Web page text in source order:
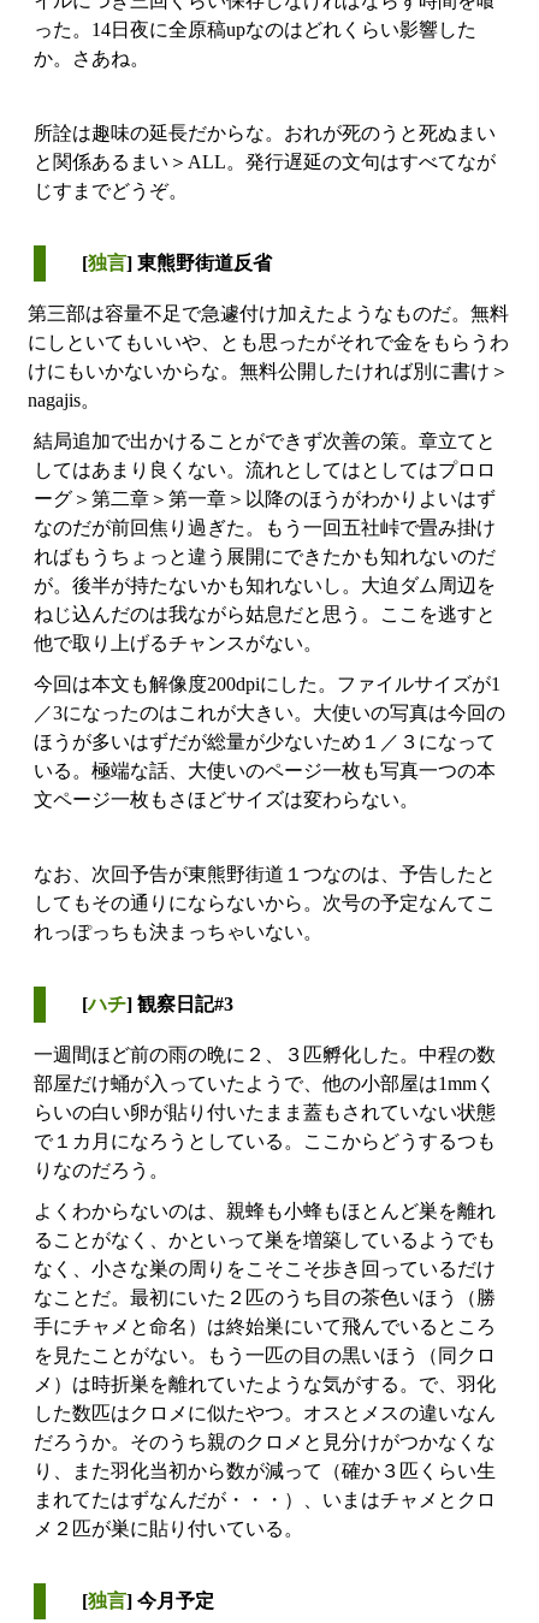
った。14日夜に全原稿upなのはどれくらい影響した
か。さあね。
所詮は趣味の延長だからな。おれが死のうと死ぬまい
と関係あるまい＞ALL。発行遅延の文句はすべてなが
じすまでどうぞ。
[独言] 東熊野街道反省
第三部は容量不足で急遽付け加えたようなものだ。無料
にしといてもいいや、とも思ったがそれで金をもらうわ
けにもいかないからな。無料公開したければ別に書け＞
nagajis。
結局追加で出かけることができず次善の策。章立てと
してはあまり良くない。流れとしてはとしてはプロロ
ーグ＞第二章＞第一章＞以降のほうがわかりよいはず
なのだが前回焦り過ぎた。もう一回五社峠で畳み掛け
ればもうちょっと違う展開にできたかも知れないのだ
が。後半が持たないかも知れないし。大迫ダム周辺を
ねじ込んだのは我ながら姑息だと思う。ここを逃すと
他で取り上げるチャンスがない。
今回は本文も解像度200dpiにした。ファイルサイズが1
／3になったのはこれが大きい。大使いの写真は今回の
ほうが多いはずだが総量が少ないため１／３になって
いる。極端な話、大使いのページ一枚も写真一つの本
文ページ一枚もさほどサイズは変わらない。
なお、次回予告が東熊野街道１つなのは、予告したと
してもその通りにならないから。次号の予定なんてこ
れっぽっちも決まっちゃいない。
[ハチ] 観察日記#3
一週間ほど前の雨の晩に２、３匹孵化した。中程の数
部屋だけ蛹が入っていたようで、他の小部屋は1mmく
らいの白い卵が貼り付いたまま蓋もされていない状態
で１カ月になろうとしている。ここからどうするつも
りなのだろう。
よくわからないのは、親蜂も小蜂もほとんど巣を離れ
ることがなく、かといって巣を増築しているようでも
なく、小さな巣の周りをこそこそ歩き回っているだけ
なことだ。最初にいた２匹のうち目の茶色いほう（勝
手にチャメと命名）は終始巣にいて飛んでいるところ
を見たことがない。もう一匹の目の黒いほう（同クロ
メ）は時折巣を離れていたような気がする。で、羽化
した数匹はクロメに似たやつ。オスとメスの違いなん
だろうか。そのうち親のクロメと見分けがつかなくな
り、また羽化当初から数が減って（確か３匹くらい生
まれてたはずなんだが・・・）、いまはチャメとクロ
メ２匹が巣に貼り付いている。
[独言] 今月予定